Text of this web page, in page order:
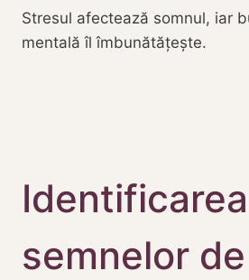
Stresul afectează somnul, iar
mentală îl îmbunătățește.
Identificarea
semnelor